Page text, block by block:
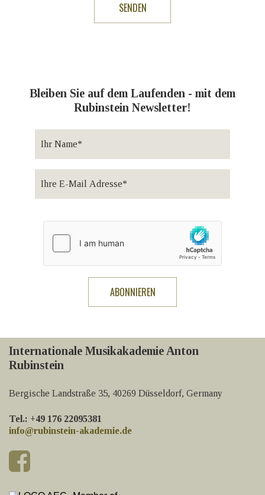
Bleiben Sie auf dem Laufenden - mit dem
Rubinstein Newsletter!
Internationale Musikakademie Anton
Rubinstein
Bergische Landstraße 35, 40269 Düsseldorf, Germany
Tel.: +49 176 22095381
info@rubinstein-akademie.de